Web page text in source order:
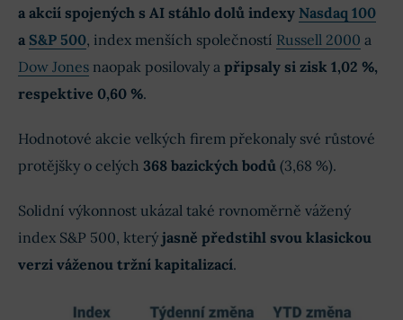
a akcií spojených s AI stáhlo dolů indexy Nasdaq 100
a S&P 500, index menších společností Russell 2000 a
Dow Jones naopak posilovaly a připsaly si zisk 1,02 %,
respektive 0,60 %.
Hodnotové akcie velkých firem překonaly své růstové
protějšky o celých 368 bazických bodů (3,68 %).
Solidní výkonnost ukázal také rovnoměrně vážený
index S&P 500, který jasně předstihl svou klasickou
verzi váženou tržní kapitalizací.